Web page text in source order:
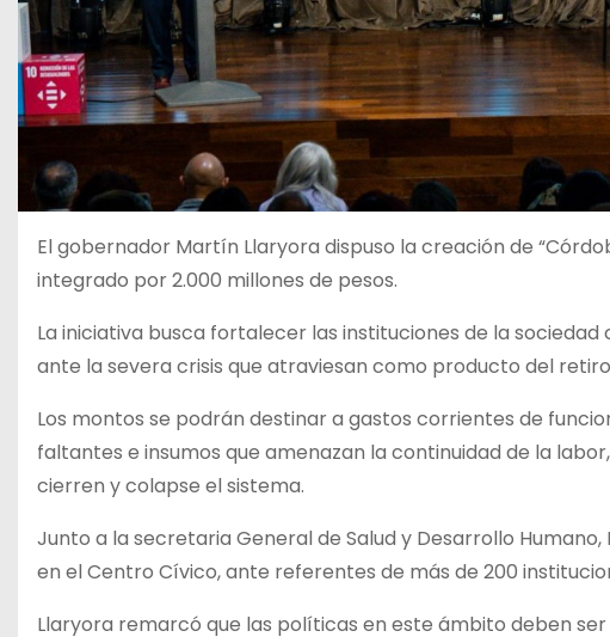
El gobernador Martín Llaryora dispuso la creación de
integrado por 2.000 millones de pesos.
La iniciativa busca fortalecer las instituciones de la
ante la severa crisis que atraviesan como producto del
Los montos se podrán destinar a gastos corrientes de
faltantes e insumos que amenazan la continuidad de la
cierren y colapse el sistema.
Junto a la secretaria General de Salud y Desarrollo
en el Centro Cívico, ante referentes de más de 200
Llaryora remarcó que las políticas en este ámbito deben